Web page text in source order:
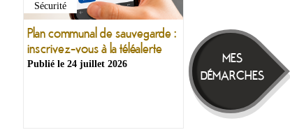
MES
DÉMARCHES
Sécurité
Plan communal de sauvegarde :
inscrivez-vous à la téléalerte
Publié le 24 juillet 2026